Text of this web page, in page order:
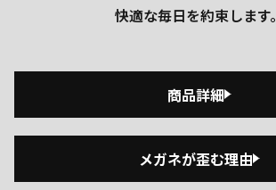
快適な毎日を約束します。
商品詳細
メガネが歪む理由